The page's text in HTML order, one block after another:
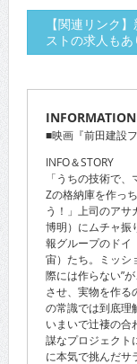
【関連リンク
ストの求人もあ
INFORMATION
■映画『前田建設
INFO＆STORY
「うちの技術で、
Zの格納庫を作っ
う！」上司のアサ
博明）にムチャ振
報グループのドイ
宙）たち。ミッシ
際には作らない”
させ、実物を作る
の常識では到底理
いまいで辻褄の合
謀なプロジェクト
に本気で挑んだサ